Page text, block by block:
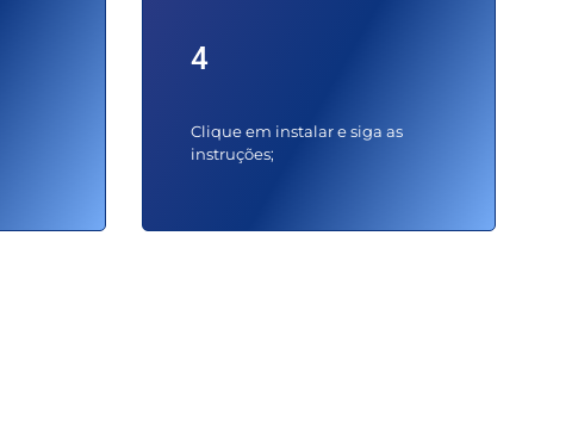
4
Clique em instalar e siga as
instruções;